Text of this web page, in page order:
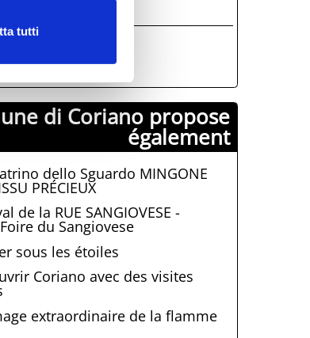
tutti
di Coriano propose
également
dello Sguardo MINGONE
PRÉCIEUX
de la RUE SANGIOVESE -
du Sangiovese
sous les étoiles
Coriano avec des visites
extraordinaire de la flamme